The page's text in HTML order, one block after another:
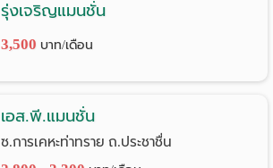
รุ่งเจริญแมนชั่น
3,500 บาท/เดือน
เอส.พี.แมนชั่น
ซ.การเคหะท่าทราย ถ.ประชาชื่น